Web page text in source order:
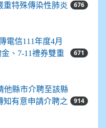
重特殊傳染性肺炎
676
電信111年度4月
、7-11禮券雙重
671
他縣市介聘至該縣
知有意申請介聘之
914